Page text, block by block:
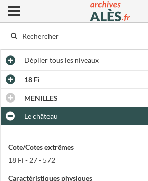
Archives municipales d'Alès
Ouvrir le menu déroulant
Dépliertous les niveaux
18 Fi
MENILLES
Le château
Cote/Cotes extrêmes
18 Fi - 27 - 572
Caractéristiques physiques